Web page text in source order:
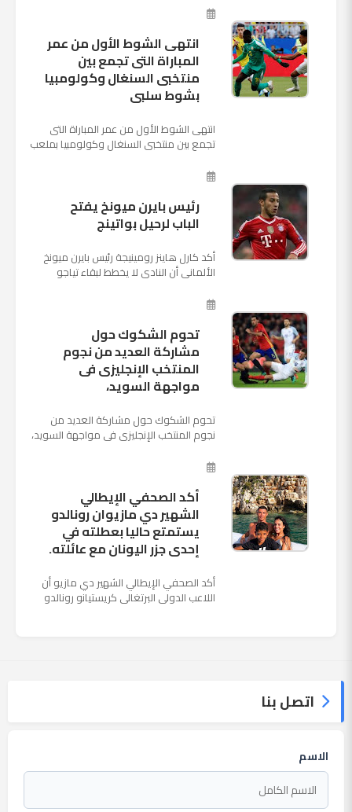
"كريستوفسك...
انتهى الشوط الأول من عمر
المباراة التى تجمع بين
منتخبى السنغال وكولومبيا
بشوط سلبى
انتهى الشوط الأول من عمر المباراة التى
تجمع بين منتخبى السنغال وكولومبيا بملعب
الثالثة والأ...
رئيس بايرن ميونخ يفتح
الباب لرحيل بواتينج
أكد كارل هاينز رومينيجة رئيس بايرن ميونخ
الألمانى أن النادى لا يخطط لبقاء تياجو
وأنه سيستم...
تحوم الشكوك حول
مشاركة العديد من نجوم
المنتخب الإنجليزى فى
مواجهة السويد،
تحوم الشكوك حول مشاركة العديد من
نجوم المنتخب الإنجليزى فى مواجهة السويد،
ملعب "كوزموس آ...
أكد الصحفي الإيطالي
الشهير دي مازيوان رونالدو
يستمتع حاليا بعطلته في
إحدى جزر اليونان مع عائلته.
أكد الصحفي الإيطالي الشهير دي مازيو أن
اللاعب الدولي البرتغالي كريستيانو رونالدو
اتصل بنا
الاسم